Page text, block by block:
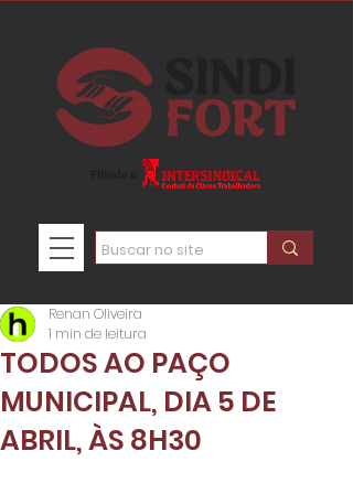
TODOS AO PAÇO
MUNICIPAL, DIA 5 DE
ABRIL, ÀS 8H30
Renan Oliveira
1 min de leitura